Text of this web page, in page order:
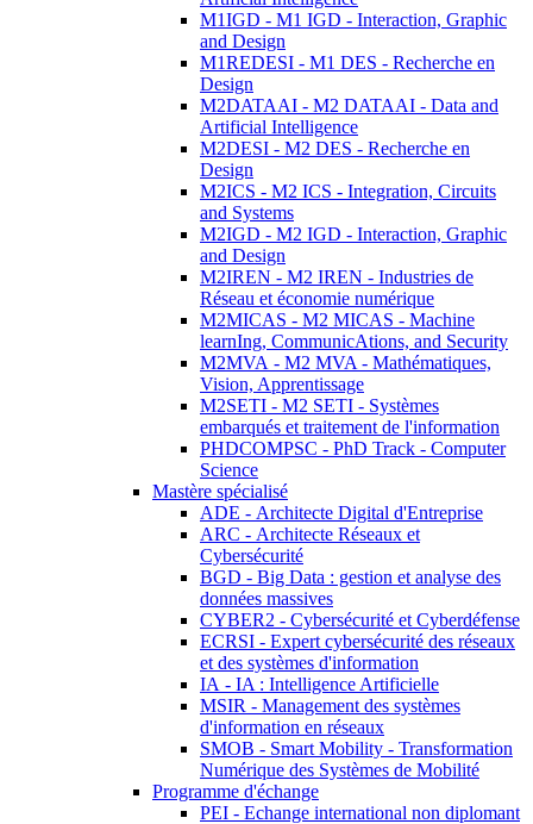
M1IGD - M1 IGD - Interaction, Graphic
and Design
M1REDESI - M1 DES - Recherche en
Design
M2DATAAI - M2 DATAAI - Data and
Artificial Intelligence
M2DESI - M2 DES - Recherche en
Design
M2ICS - M2 ICS - Integration, Circuits
and Systems
M2IGD - M2 IGD - Interaction, Graphic
and Design
M2IREN - M2 IREN - Industries de
Réseau et économie numérique
M2MICAS - M2 MICAS - Machine
learnIng, CommunicAtions, and Security
M2MVA - M2 MVA - Mathématiques,
Vision, Apprentissage
M2SETI - M2 SETI - Systèmes
embarqués et traitement de l'information
PHDCOMPSC - PhD Track - Computer
Science
Mastère spécialisé
ADE - Architecte Digital d'Entreprise
ARC - Architecte Réseaux et
Cybersécurité
BGD - Big Data : gestion et analyse des
données massives
CYBER2 - Cybersécurité et Cyberdéfense
ECRSI - Expert cybersécurité des réseaux
et des systèmes d'information
IA - IA : Intelligence Artificielle
MSIR - Management des systèmes
d'information en réseaux
SMOB - Smart Mobility - Transformation
Numérique des Systèmes de Mobilité
Programme d'échange
PEI - Echange international non diplomant